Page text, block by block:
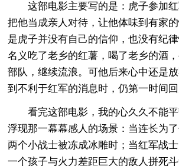
这部电影主要写的是：虎子参加
把他当成亲人对待，让他体味到有家
是虎子并没有自己的信仰，也没有纪
名义吃了老乡的红薯，喝了老乡的酒
部队，继续流浪。可他后来心中还是
到不利于红军的消息时，仍第一时间回
看完这部电影，我的心久久不能
浮现那一幕幕感人的场景：当连长为
两个小战士被冻成冰雕时；当红军战
一个孩子与火力差距巨大的敌人拼死